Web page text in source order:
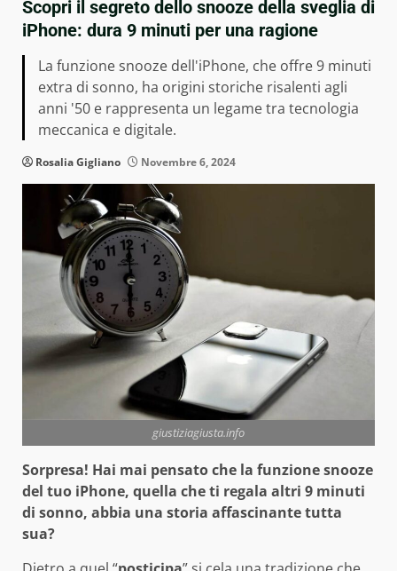
Scopri il segreto dello snooze della sveglia di
iPhone: dura 9 minuti per una ragione
La funzione snooze dell'iPhone, che offre 9 minuti
extra di sonno, ha origini storiche risalenti agli
anni '50 e rappresenta un legame tra tecnologia
meccanica e digitale.
Rosalia Gigliano Novembre 6, 2024
giustiziagiusta.info
Sorpresa! Hai mai pensato che la funzione snooze
del tuo iPhone, quella che ti regala altri 9 minuti
di sonno, abbia una storia affascinante tutta
sua?